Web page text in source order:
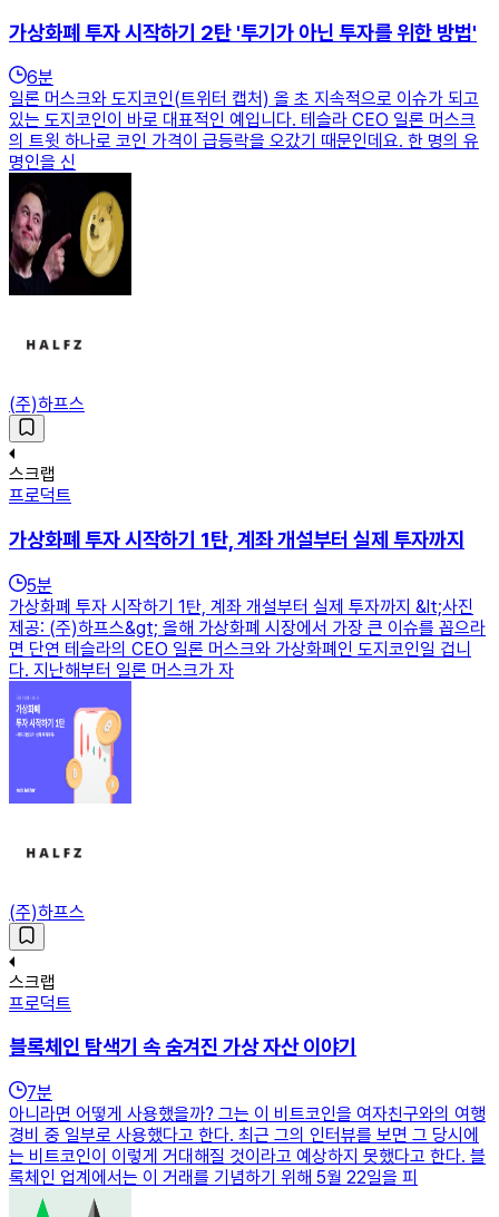
가상화폐 투자 시작하기 2탄 '투기가 아닌 투자를 위한 방법'
6분
일론 머스크와 도지코인(트위터 캡처) 올 초 지속적으로 이슈가 되고
있는 도지코인이 바로 대표적인 예입니다. 테슬라 CEO 일론 머스크
의 트윗 하나로 코인 가격이 급등락을 오갔기 때문인데요. 한 명의 유
명인을 신
(주)하프스
스크랩
프로덕트
가상화폐 투자 시작하기 1탄, 계좌 개설부터 실제 투자까지
5분
가상화폐 투자 시작하기 1탄, 계좌 개설부터 실제 투자까지 &lt;사진
제공: (주)하프스&gt; 올해 가상화폐 시장에서 가장 큰 이슈를 꼽으라
면 단연 테슬라의 CEO 일론 머스크와 가상화폐인 도지코인일 겁니
다. 지난해부터 일론 머스크가 자
(주)하프스
스크랩
프로덕트
블록체인 탐색기 속 숨겨진 가상 자산 이야기
7분
아니라면 어떻게 사용했을까? 그는 이 비트코인을 여자친구와의 여행
경비 중 일부로 사용했다고 한다. 최근 그의 인터뷰를 보면 그 당시에
는 비트코인이 이렇게 거대해질 것이라고 예상하지 못했다고 한다. 블
록체인 업계에서는 이 거래를 기념하기 위해 5월 22일을 피